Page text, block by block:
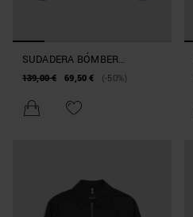
SUDADERA BÓMBER
REGULAR FIT DE MEZCLA DE
LOGOTIPO
139,00 € 69,50 € (-50%)